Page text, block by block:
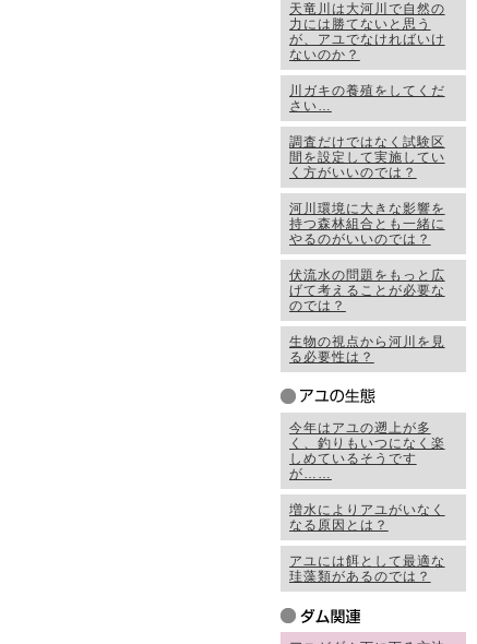
天竜川は大河川で自然の
力には勝てないと思う
が、アユでなければいけ
ないのか？
川ガキの養殖をしてくだ
さい…
調査だけではなく試験区
間を設定して実施してい
く方がいいのでは？
河川環境に大きな影響を
持つ森林組合とも一緒に
やるのがいいのでは？
伏流水の問題をもっと広
げて考えることが必要な
のでは？
生物の視点から河川を見
る必要性は？
今年はアユの遡上が多
く、釣りもいつになく楽
しめているそうです
が……
増水によりアユがいなく
なる原因とは？
アユには餌として最適な
珪藻類があるのでは？